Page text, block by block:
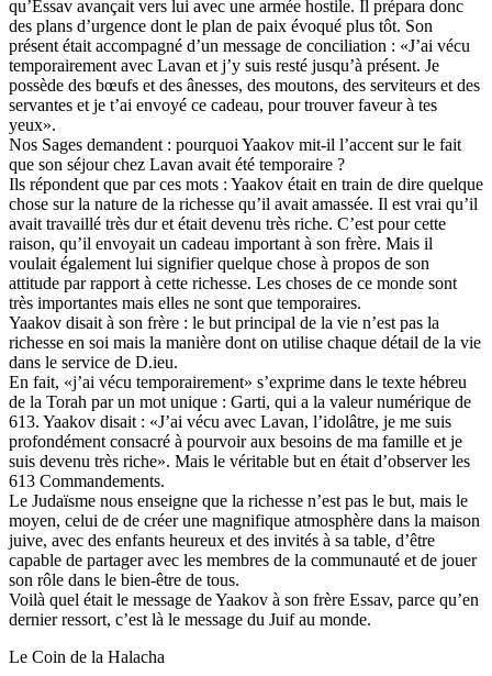
qu’Essav avançait vers lui avec une armée hostile. Il prépara donc
des plans d’urgence dont le plan de paix évoqué plus tôt. Son
présent était accompagné d’un message de conciliation : «J’ai vécu
temporairement avec Lavan et j’y suis resté jusqu’à présent. Je
possède des bœufs et des ânesses, des moutons, des serviteurs et des
servantes et je t’ai envoyé ce cadeau, pour trouver faveur à tes
yeux».
Nos Sages demandent : pourquoi Yaakov mit-il l’accent sur le fait
que son séjour chez Lavan avait été temporaire ?
Ils répondent que par ces mots : Yaakov était en train de dire quelque
chose sur la nature de la richesse qu’il avait amassée. Il est vrai qu’il
avait travaillé très dur et était devenu très riche. C’est pour cette
raison, qu’il envoyait un cadeau important à son frère. Mais il
voulait également lui signifier quelque chose à propos de son
attitude par rapport à cette richesse. Les choses de ce monde sont
très importantes mais elles ne sont que temporaires.
Yaakov disait à son frère : le but principal de la vie n’est pas la
richesse en soi mais la manière dont on utilise chaque détail de la vie
dans le service de D.ieu.
En fait, «j’ai vécu temporairement» s’exprime dans le texte hébreu
de la Torah par un mot unique : Garti, qui a la valeur numérique de
613. Yaakov disait : «J’ai vécu avec Lavan, l’idolâtre, je me suis
profondément consacré à pourvoir aux besoins de ma famille et je
suis devenu très riche». Mais le véritable but en était d’observer les
613 Commandements.
Le Judaïsme nous enseigne que la richesse n’est pas le but, mais le
moyen, celui de de créer une magnifique atmosphère dans la maison
juive, avec des enfants heureux et des invités à sa table, d’être
capable de partager avec les membres de la communauté et de jouer
son rôle dans le bien-être de tous.
Voilà quel était le message de Yaakov à son frère Essav, parce qu’en
dernier ressort, c’est là le message du Juif au monde.
Le Coin de la Halacha